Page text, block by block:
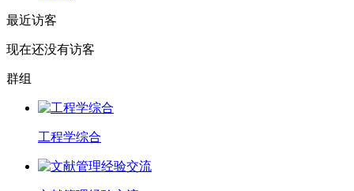
最近访客
现在还没有访客
群组
工程学综合